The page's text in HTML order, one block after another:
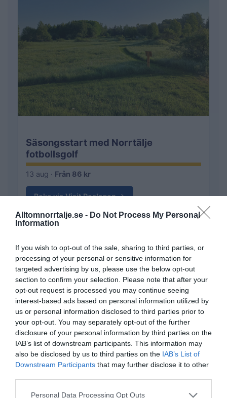
Alltomnorrtalje.se - Do Not Process My Personal
Information
If you wish to opt-out of the sale, sharing to third parties, or
processing of your personal or sensitive information for
targeted advertising by us, please use the below opt-out
section to confirm your selection. Please note that after your
opt-out request is processed you may continue seeing
interest-based ads based on personal information utilized by
us or personal information disclosed to third parties prior to
your opt-out. You may separately opt-out of the further
disclosure of your personal information by third parties on the
IAB’s list of downstream participants. This information may
also be disclosed by us to third parties on the IAB’s List of
Downstream Participants that may further disclose it to other
Personal Data Processing Opt Outs
Säsongsstart med Norrtälje
fotbollsgolf
13 aug · Från 86 kr
Boka via Visit Roslagen →
22 aug
Ämnen: artikel hallstavik häverö
näringsliv
sos alarm